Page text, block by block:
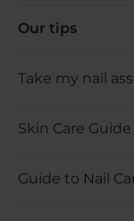
Our tips
Take my nail
Skin Care
Guide to Nail